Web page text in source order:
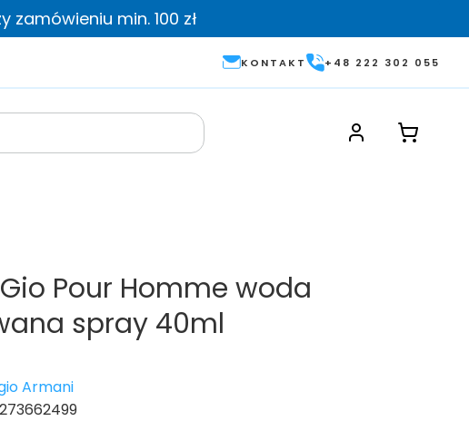
min. 100 zł
KONTAKT +48 222 302 055
Pour Homme woda
spray 40ml
Armani